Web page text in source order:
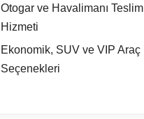
Otogar ve Havalimanı Teslim
Hizmeti
Ekonomik, SUV ve VIP Araç
Seçenekleri